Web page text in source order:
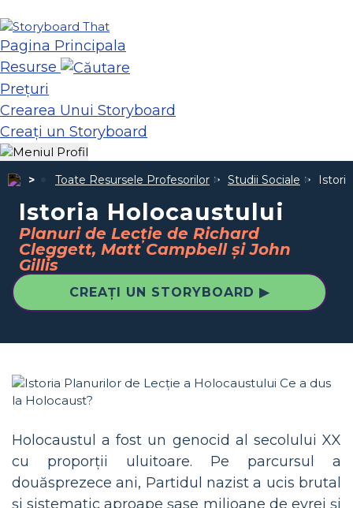
Pagina Principala
Resurse
Prețuri
Crearea Unui Storyboard
Creați un Storyboard
Toate Resursele Profesorilor Studii Sociale
Istoria Holocaustului
Planuri de Lecție de Richard
Cleggett, Matt Campbell și John
Gillis
CREAȚI UN STORYBOARD ▶
Holocaustul a fost un genocid al secolului XX
cu proporții uluitoare. Pe parcursul a
douăsprezece ani, Partidul nazist a ucis brutal
și sistematic aproape șase milioane de evrei și